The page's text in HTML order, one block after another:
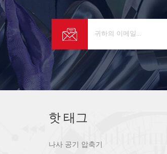
핫 태그
나사 공기 압축기